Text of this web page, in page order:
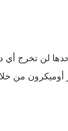
لن تخرج أي